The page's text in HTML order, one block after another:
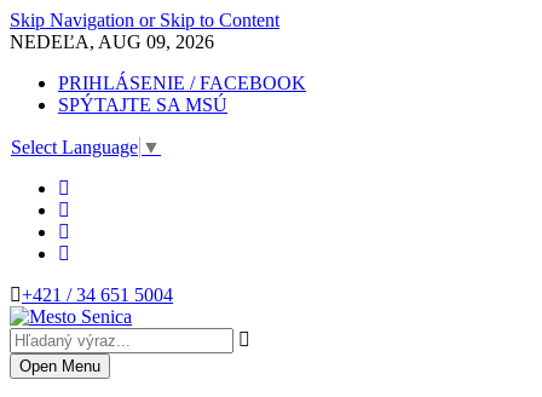
Skip Navigation or Skip to Content
NEDEĽA, AUG 09, 2026
PRIHLÁSENIE / FACEBOOK
SPÝTAJTE SA MSÚ
Select Language ▼
+421 / 34 651 5004
Open Menu